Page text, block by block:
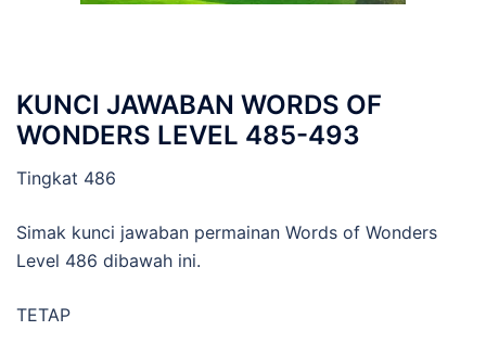
KUNCI JAWABAN WORDS OF
WONDERS LEVEL 485-493
Tingkat 486
Simak kunci jawaban permainan Words of Wonders
Level 486 dibawah ini.
TETAP